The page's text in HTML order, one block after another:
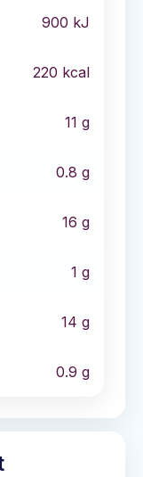
900 kJ
220 kcal
11 g
0.8 g
16 g
1 g
14 g
0.9 g